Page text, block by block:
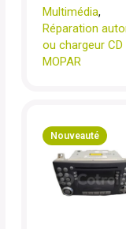
Multimédia,
Réparation
ou chargeur CD
MOPAR
Nouveauté